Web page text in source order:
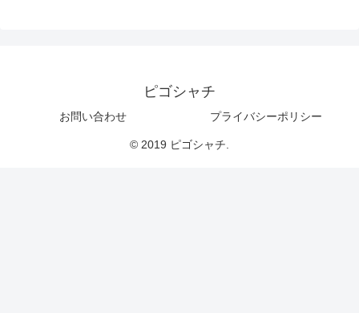
ピゴシャチ
お問い合わせ プライバシーポリシー
© 2019 ピゴシャチ.